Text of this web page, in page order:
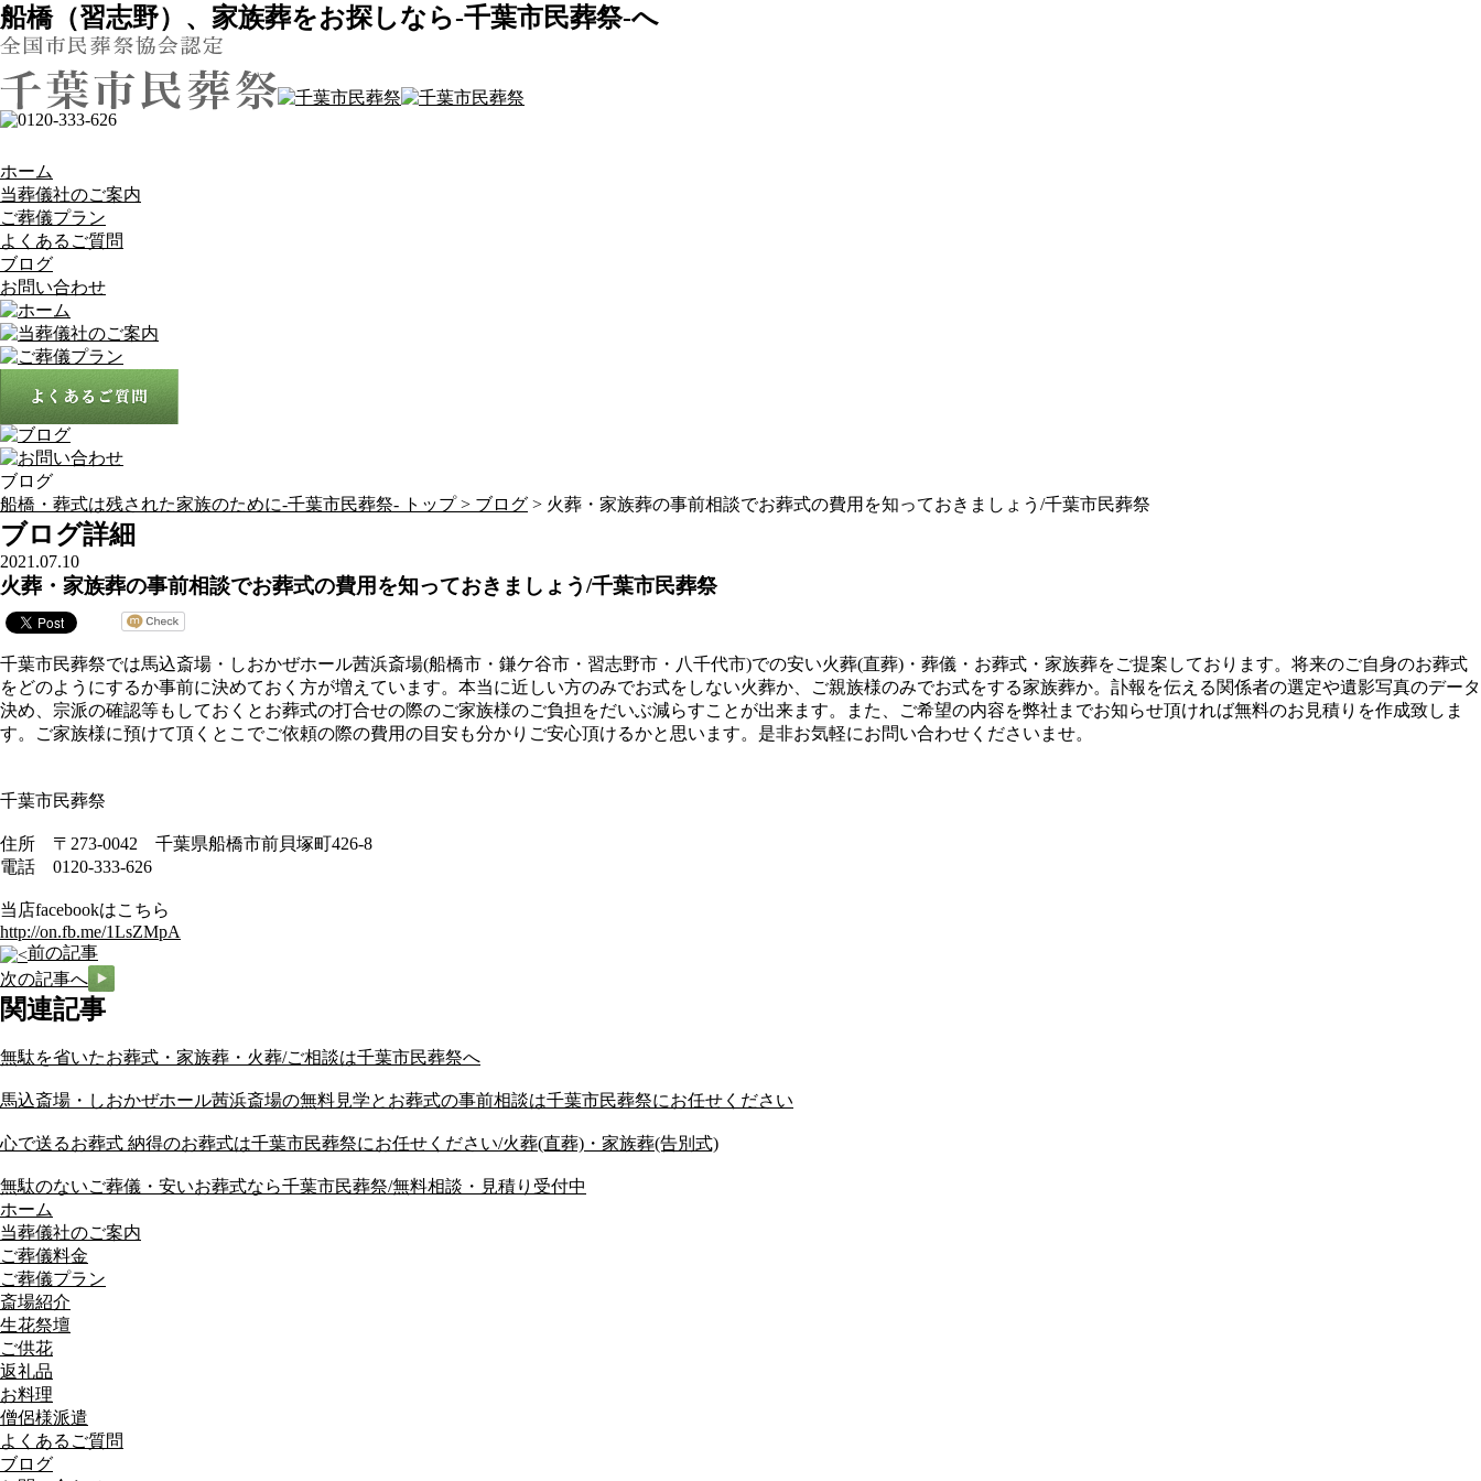
船橋（習志野）、家族葬をお探しなら-千葉市民葬祭-へ
ホーム
当葬儀社のご案内
ご葬儀プラン
よくあるご質問
ブログ
お問い合わせ
ブログ
船橋・葬式は残された家族のために-千葉市民葬祭- トップ > ブログ > 火葬・家族葬の事前相談でお葬式の費用を知っておきましょう/千葉市民葬祭
ブログ詳細
2021.07.10
火葬・家族葬の事前相談でお葬式の費用を知っておきましょう/千葉市民葬祭
千葉市民葬祭では馬込斎場・しおかぜホール茜浜斎場(船橋市・鎌ケ谷市・習志野市・八千代市)での安い火葬(直葬)・葬儀・お葬式・家族葬をご提案しております。将来のご自身のお葬式
をどのようにするか事前に決めておく方が増えています。本当に近しい方のみでお式をしない火葬か、ご親族様のみでお式をする家族葬か。訃報を伝える関係者の選定や遺影写真のデータ
決め、宗派の確認等もしておくとお葬式の打合せの際のご家族様のご負担をだいぶ減らすことが出来ます。また、ご希望の内容を弊社までお知らせ頂ければ無料のお見積りを作成致しま
す。ご家族様に預けて頂くとこでご依頼の際の費用の目安も分かりご安心頂けるかと思います。是非お気軽にお問い合わせくださいませ。
千葉市民葬祭
住所 〒273-0042 千葉県船橋市前貝塚町426-8
電話 0120-333-626
当店facebookはこちら
http://on.fb.me/1LsZMpA
前の記事
次の記事へ
関連記事
無駄を省いたお葬式・家族葬・火葬/ご相談は千葉市民葬祭へ
馬込斎場・しおかぜホール茜浜斎場の無料見学とお葬式の事前相談は千葉市民葬祭にお任せください
心で送るお葬式 納得のお葬式は千葉市民葬祭にお任せください/火葬(直葬)・家族葬(告別式)
無駄のないご葬儀・安いお葬式なら千葉市民葬祭/無料相談・見積り受付中
ホーム
当葬儀社のご案内
ご葬儀料金
ご葬儀プラン
斎場紹介
生花祭壇
ご供花
返礼品
お料理
僧侶様派遣
よくあるご質問
ブログ